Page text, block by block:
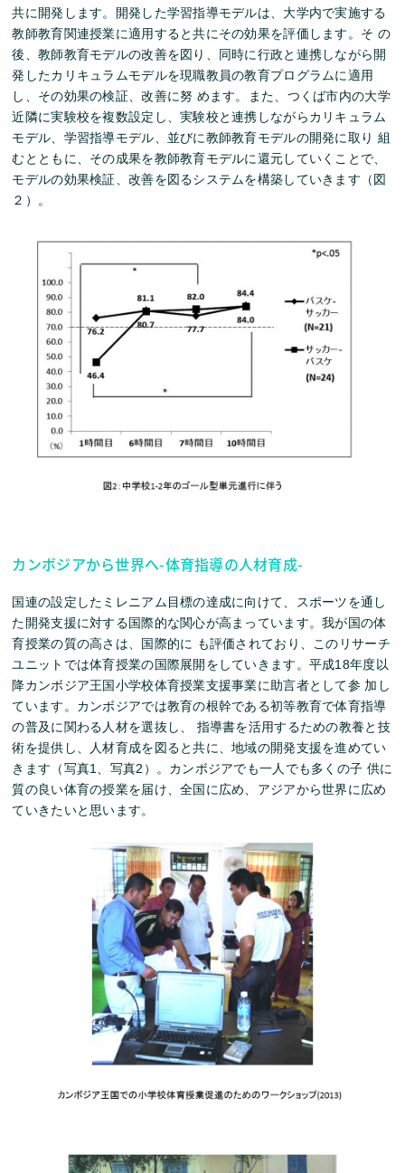
共に開発します。開発した学習指導モデルは、大学内で実施する
教師教育関連授業に適用すると共にその効果を評価します。そ の
後、教師教育モデルの改善を図り、同時に行政と連携しながら開
発したカリキュラムモデルを現職教員の教育プログラムに適用
し、その効果の検証、改善に努 めます。また、つくば市内の大学
近隣に実験校を複数設定し、実験校と連携しながらカリキュラム
モデル、学習指導モデル、並びに教師教育モデルの開発に取り 組
むとともに、その成果を教師教育モデルに還元していくことで、
モデルの効果検証、改善を図るシステムを構築していきます（図
２）。
カンボジアから世界へ-体育指導の人材育成-
国連の設定したミレニアム目標の達成に向けて、スポーツを通し
た開発支援に対する国際的な関心が高まっています。我が国の体
育授業の質の高さは、国際的に も評価されており、このリサーチ
ユニットでは体育授業の国際展開をしていきます。平成18年度以
降カンボジア王国小学校体育授業支援事業に助言者として参 加し
ています。カンボジアでは教育の根幹である初等教育で体育指導
の普及に関わる人材を選抜し、 指導書を活用するための教養と技
術を提供し、人材育成を図ると共に、地域の開発支援を進めてい
きます（写真1、写真2）。カンボジアでも一人でも多くの子 供に
質の良い体育の授業を届け、全国に広め、アジアから世界に広め
ていきたいと思います。